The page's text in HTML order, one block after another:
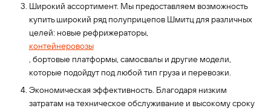
Широкий ассортимент. Мы предоставляем возможность
купить широкий ряд полуприцепов Шмитц для различных
целей: новые рефрижераторы,
контейнеровозы
, бортовые платформы, самосвалы и другие модели,
которые подойдут под любой тип груза и перевозки.
Экономическая эффективность. Благодаря низким
затратам на техническое обслуживание и высокому сроку